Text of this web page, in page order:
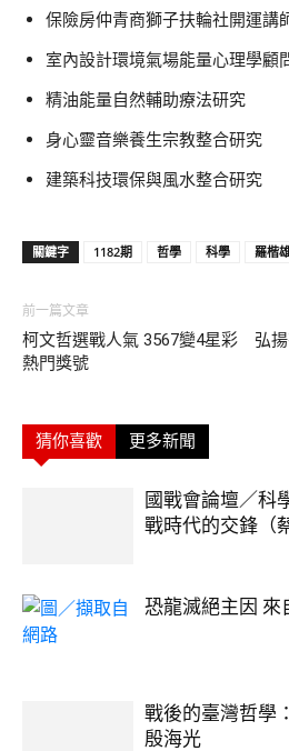
保險房仲青商獅子扶輪社開運講
室內設計環境氣場能量心理學顧
精油能量自然輔助療法研究
身心靈音樂養生宗教整合研究
建築科技環保與風水整合研究
關鍵字 1182期 哲學 科學 羅楷
前一篇文章
柯文哲選戰人氣 3567變4星彩
熱門獎號
弘
猜你喜歡 更多新聞
國戰會論壇／科
戰時代的交鋒（
恐龍滅絕主因 來
戰後的臺灣哲學
殷海光